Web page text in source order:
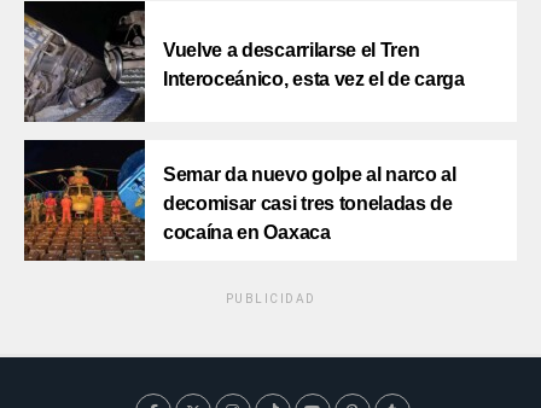
Vuelve a descarrilarse el Tren
Interoceánico, esta vez el de carga
Semar da nuevo golpe al narco al
decomisar casi tres toneladas de
cocaína en Oaxaca
PUBLICIDAD